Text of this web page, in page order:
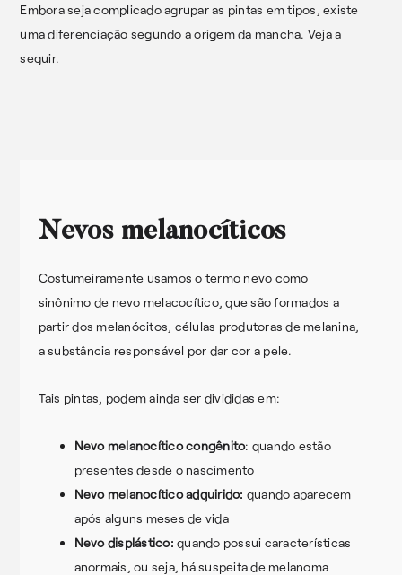
Embora seja complicado agrupar as pintas em tipos, existe
uma diferenciação segundo a origem da mancha. Veja a
seguir.
Nevos melanocíticos
Costumeiramente usamos o termo nevo como
sinônimo de nevo melacocítico, que são formados a
partir dos melanócitos, células produtoras de melanina,
a substância responsável por dar cor a pele.
Tais pintas, podem ainda ser divididas em:
Nevo melanocítico congênito: quando estão
presentes desde o nascimento
Nevo melanocítico adquirido: quando aparecem
após alguns meses de vida
Nevo displástico: quando possui características
anormais, ou seja, há suspeita de melanoma